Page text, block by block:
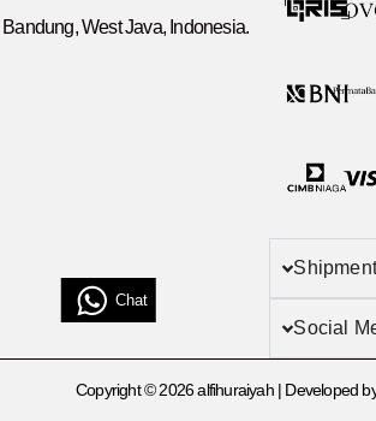
Bandung, West Java, Indonesia.
Social
Copyright © 2026 alfihuraiyah | Developed
Chat